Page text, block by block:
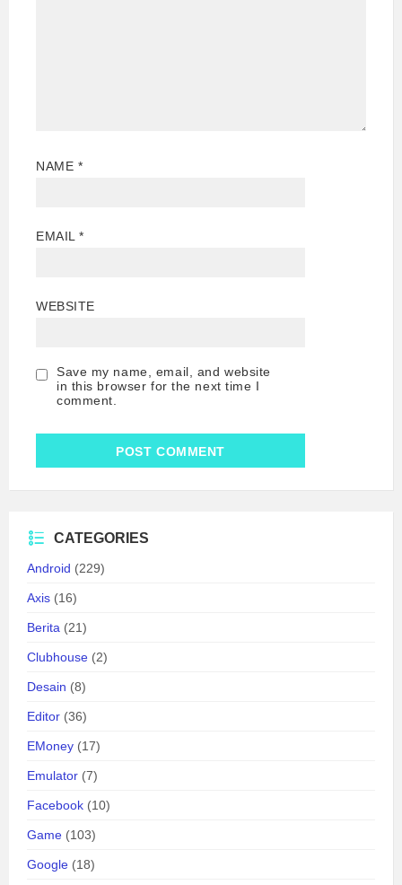
NAME *
EMAIL*
WEBSITE
Save my name, email, and website
in this browser for the next time I
comment.
CATEGORIES
Android (229)
Axis (16)
Berita (21)
Clubhouse (2)
Desain (8)
Editor (36)
EMoney (17)
Emulator (7)
Facebook (10)
Game (103)
Google (18)